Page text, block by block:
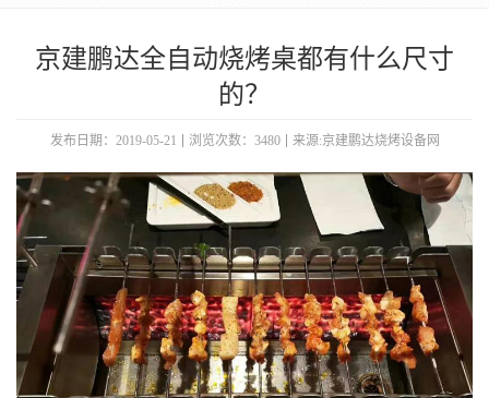
京建鹏达全自动烧烤桌都有什么尺寸
的？
发布日期：2019-05-21 浏览次数：3480 来源:京建鹏达烧烤设备网